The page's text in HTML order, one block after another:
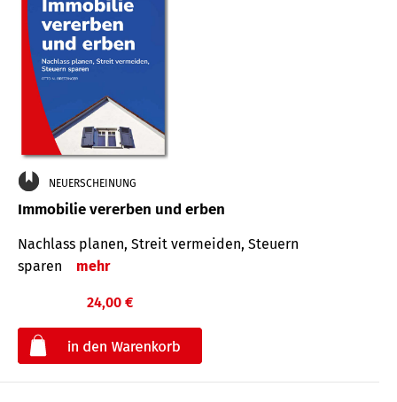
NEUERSCHEINUNG
Immobilie vererben und erben
Nachlass planen, Streit vermeiden, Steuern
sparen
mehr
24,00 €